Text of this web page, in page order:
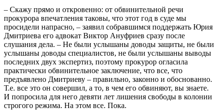
– Скажу прямо и откровенно: от обвинительной речи
прокурора впечатления таковы, что этот год в суде мы
просидели напрасно, – заявил собравшимся поддержать Юрия
Дмитриева его адвокат Виктор Ануфриев сразу после
слушания дела. – Не были услышаны доводы защиты, не были
услышаны доводы специалистов, не были услышаны выводы
последних двух экспертиз, поэтому прокурор огласила
практически обвинительное заключение, что все, что
предъявлено Дмитриеву – правильно, законно и обоснованно.
Т.е. все это он совершил, а то, в чем его обвиняют, вы знаете.
И попросила для него девяти лет лишения свободы в колонии
строгого режима. На этом все. Пока.